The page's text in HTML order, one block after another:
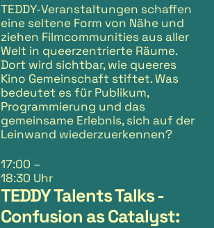
TEDDY‑Veranstaltungen schaffen
eine seltene Form von Nähe und
ziehen Filmcommunities aus aller
Welt in queerzentrierte Räume.
Dort wird sichtbar, wie queeres
Kino Gemeinschaft stiftet. Was
bedeutet es für Publikum,
Programmierung und das
gemeinsame Erlebnis, sich auf der
Leinwand wiederzuerkennen?
17:00 –
18:30 Uhr
TEDDY Talents Talks -
Confusion as Catalyst: